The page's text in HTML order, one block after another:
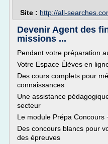
Site : http://all-
Devenir Agent des
missions ...
Pendant votre préparation
Votre Espace Élèves en
Des cours complets pour
connaissances
Une assistance
secteur
Le module Prépa Concours
Des concours blancs pour
des épreuves